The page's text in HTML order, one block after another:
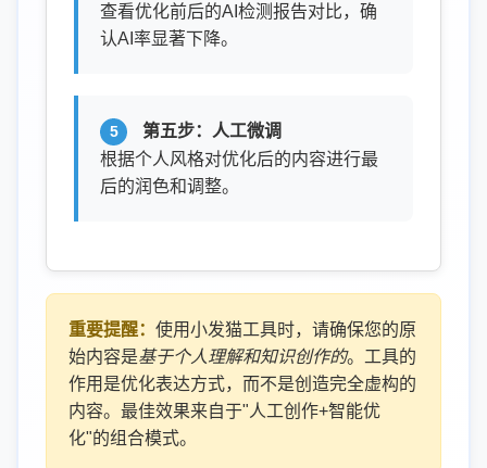
查看优化前后的AI检测报告对比，确
认AI率显著下降。
第五步：人工微调
根据个人风格对优化后的内容进行最
后的润色和调整。
重要提醒： 使用小发猫工具时，请确保您的原
始内容是基于个人理解和知识创作的。工具的
作用是优化表达方式，而不是创造完全虚构的
内容。最佳效果来自于"人工创作+智能优
化"的组合模式。